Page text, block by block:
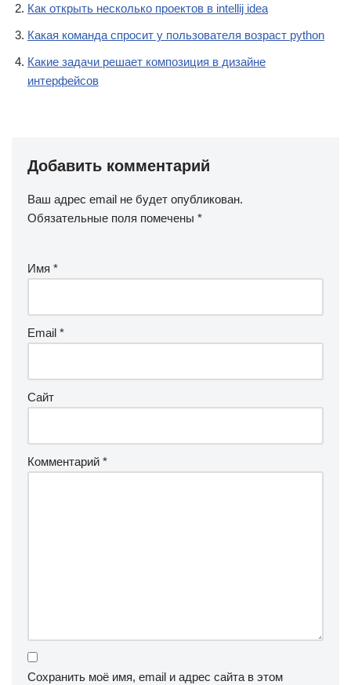
Как открыть несколько проектов в intellij idea
Какая команда спросит у пользователя возраст python
Какие задачи решает композиция в дизайне
интерфейсов
Добавить комментарий
Ваш адрес email не будет опубликован.
Обязательные поля помечены *
Имя *
Email *
Сайт
Комментарий *
Сохранить моё имя, email и адрес сайта в этом